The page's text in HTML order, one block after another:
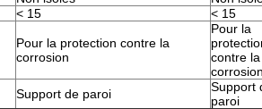
< 15 < 15
Pour la protection contre la
corrosion
Pour la
contre la
corrosion
Support de paroi
Support
paroi